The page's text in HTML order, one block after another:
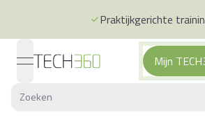
Praktijkgerichte
open navigation menu
Ga naar de homepagina
Mijn